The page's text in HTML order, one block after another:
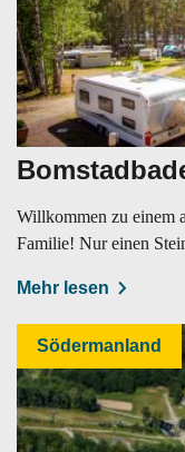
Willkommen zu einem
Familie! Nur einen
Mehr lesen
Södermanland